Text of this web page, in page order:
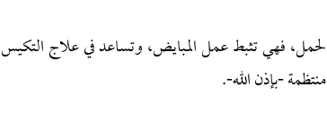
فهي تثبط عمل المبايض، وتساعد في علاج التكيس
-بإذن الله-.